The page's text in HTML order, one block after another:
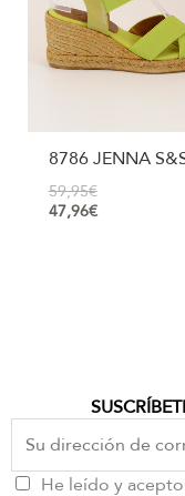
8786 JENNA
59,95€
47,96€
He leído y